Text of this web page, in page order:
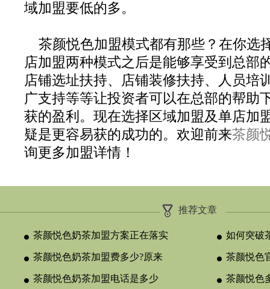
域加盟要低的多。
茶颜悦色加盟模式都有那些？在你选
店加盟两种模式之后是能够享受到总部
店铺选址扶持、店铺装修扶持、人员培
广支持等等让投资者可以在总部的帮助
获的盈利。现在选择区域加盟及单店加
疑是更容易获的成功的。欢迎前来茶颜
询更多加盟详情！
推荐文章
茶颜悦色奶茶加盟方案正在落实 如何突破
颈？
茶颜悦色奶茶加盟费多少?原来
与合作类型
茶颜悦色
晚吗？
茶颜悦色奶茶加盟电话是多少 茶颜悦色